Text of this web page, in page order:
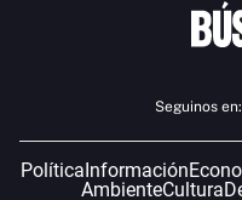
Seguinos en:
PolíticaInformación
AmbienteCultura